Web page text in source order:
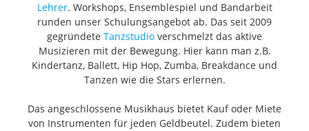
Lehrer. Workshops, Ensemblespiel und Bandarbeit
runden unser Schulungsangebot ab. Das seit 2009
gegründete Tanzstudio verschmelzt das aktive
Musizieren mit der Bewegung. Hier kann man z.B.
Kindertanz, Ballett, Hip Hop, Zumba, Breakdance und
Tanzen wie die Stars erlernen.
Das angeschlossene Musikhaus bietet Kauf oder Miete
von Instrumenten für jeden Geldbeutel. Zudem bieten